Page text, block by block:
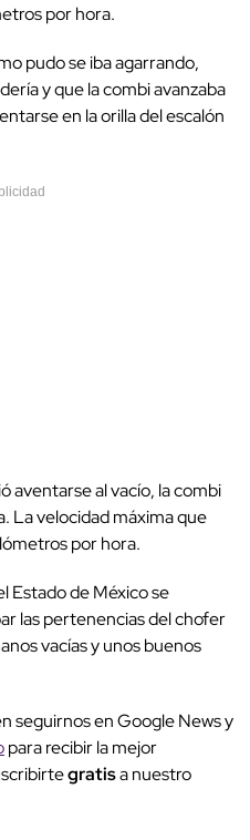
por hora.
pudo se iba agarrando,
y que la combi avanzaba
en la orilla del escalón
aventarse al vacío, la combi
La velocidad máxima que
por hora.
Estado de México se
las pertenencias del chofer
vacías y unos buenos
seguirnos en Google News y
para recibir la mejor
gratisa nuestro